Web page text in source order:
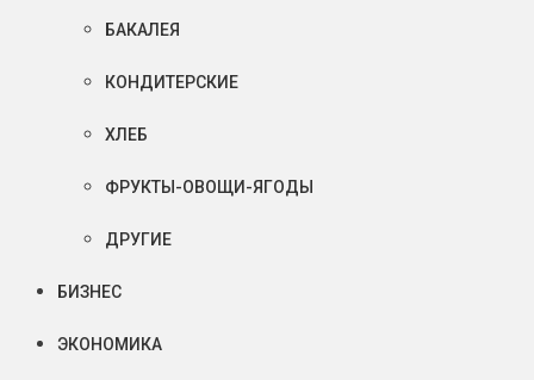
БАКАЛЕЯ
КОНДИТЕРСКИЕ
ХЛЕБ
ФРУКТЫ-ОВОЩИ-ЯГОДЫ
ДРУГИЕ
БИЗНЕС
ЭКОНОМИКА